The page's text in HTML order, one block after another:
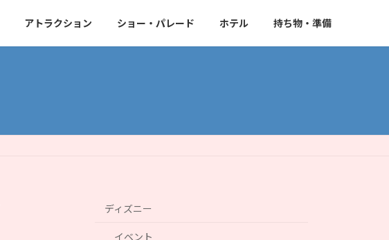
アトラクション ショー・パレード ホテル 持ち物・準備
ディズニー
イベント